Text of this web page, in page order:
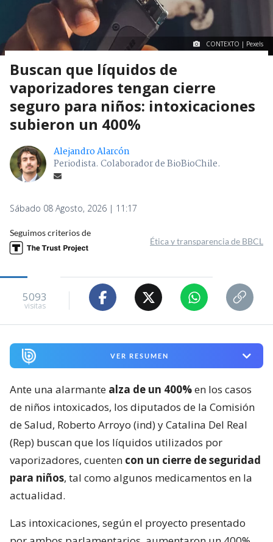
CONTEXTO | Pexels
Buscan que líquidos de
vaporizadores tengan cierre
seguro para niños: intoxicaciones
subieron un 400%
Alejandro Alarcón
Periodista. Colaborador de BioBioChile.
Sábado 08 Agosto, 2026 | 11:17
Seguimos criterios de
Ética y transparencia de BBCL
5093
visitas
VER RESUMEN
Ante una alarmante alza de un 400%en los casos
de niños intoxicados, los diputados de la Comisión
de Salud, Roberto Arroyo (ind) y Catalina Del Real
(Rep) buscan que los líquidos utilizados por
vaporizadores, cuenten con un cierre de seguridad
para niños, tal como algunos medicamentos en la
actualidad.
Las intoxicaciones, según el proyecto presentado